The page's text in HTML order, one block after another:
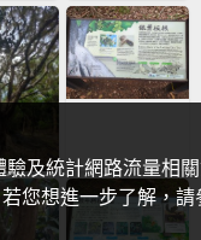
及統計網路流量相
您想進一步了解，